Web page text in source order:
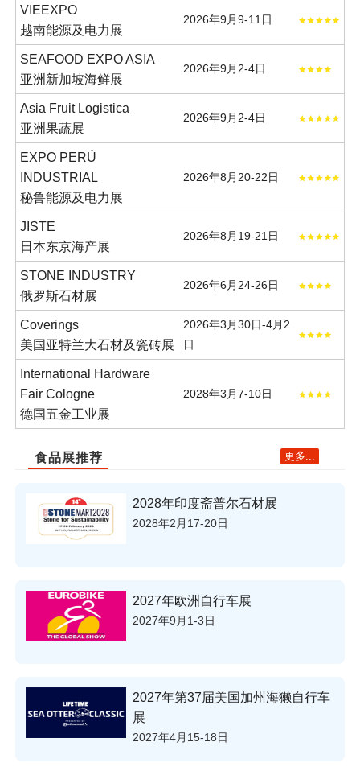
VIEEXPO
越南能源及电力展
2026年9月9-11日
SEAFOOD EXPO ASIA
亚洲新加坡海鲜展
2026年9月2-4日
Asia Fruit Logistica
亚洲果蔬展
2026年9月2-4日
EXPO PERÚ
INDUSTRIAL
秘鲁能源及电力展
2026年8月20-22日
JISTE
日本东京海产展
2026年8月19-21日
STONE INDUSTRY
俄罗斯石材展
2026年6月24-26日
Coverings
美国亚特兰大石材及瓷砖展
2026年3月30日-4月2
日
International Hardware
Fair Cologne
德国五金工业展
2028年3月7-10日
食品展推荐 更多...
2028年印度斋普尔石材展
2028年2月17-20日
2027年欧洲自行车展
2027年9月1-3日
2027年第37届美国加州海獭自行车
展
2027年4月15-18日